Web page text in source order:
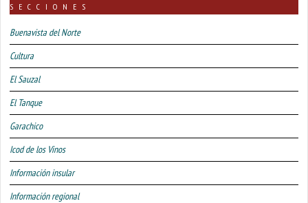
SECCIONES
Buenavista del Norte
Cultura
El Sauzal
El Tanque
Garachico
Icod de los Vinos
Información insular
Información regional